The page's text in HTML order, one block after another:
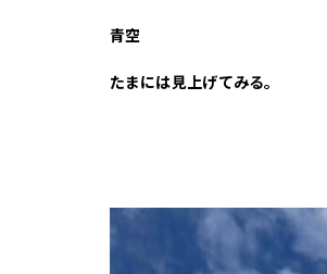
青空
たまには見上げてみる。